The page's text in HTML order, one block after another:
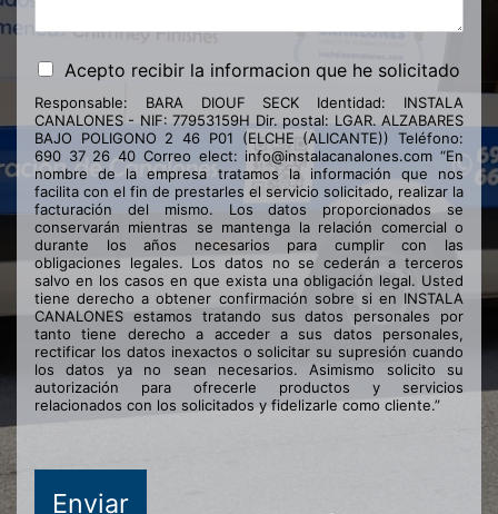
Acepto recibir la informacion que he solicitado
Responsable: BARA DIOUF SECK Identidad: INSTALA
CANALONES - NIF: 77953159H Dir. postal: LGAR. ALZABARES
BAJO POLIGONO 2 46 P01 (ELCHE (ALICANTE)) Teléfono:
690 37 26 40 Correo elect: info@instalacanalones.com “En
nombre de la empresa tratamos la información que nos
facilita con el fin de prestarles el servicio solicitado, realizar la
facturación del mismo. Los datos proporcionados se
conservarán mientras se mantenga la relación comercial o
durante los años necesarios para cumplir con las
obligaciones legales. Los datos no se cederán a terceros
salvo en los casos en que exista una obligación legal. Usted
tiene derecho a obtener confirmación sobre si en INSTALA
CANALONES estamos tratando sus datos personales por
tanto tiene derecho a acceder a sus datos personales,
rectificar los datos inexactos o solicitar su supresión cuando
los datos ya no sean necesarios. Asimismo solicito su
autorización para ofrecerle productos y servicios
relacionados con los solicitados y fidelizarle como cliente.”
Enviar